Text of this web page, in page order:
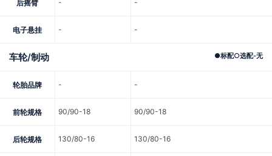
后摇臂 - -
电子悬挂 - -
车轮/制动 ●标配○选配-无
轮胎品牌 - -
前轮规格 90/90-18 90/90-18
后轮规格 130/80-16 130/80-16